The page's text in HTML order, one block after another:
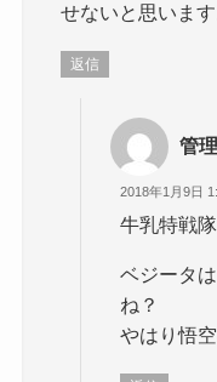
せないと思います
返信
管
2018年1月9日
牛乳特戦
ベジータ
ね？
やはり悟